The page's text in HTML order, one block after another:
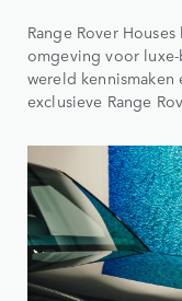
Range Rover
omgeving voor luxe-
wereld
exclusieve Range